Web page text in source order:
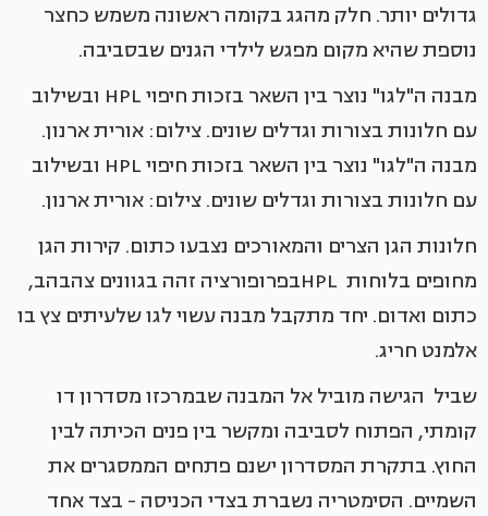
גדולים יותר. חלק מהגג בקומה ראשונה משמש כחצר
נוספת שהיא מקום מפגש לילדי הגנים שבסביבה.
מבנה ה"לגו" נוצר בין השאר בזכות חיפוי HPL ובשילוב
עם חלונות בצורות וגדלים שונים. צילום: אורית ארנון.
מבנה ה"לגו" נוצר בין השאר בזכות חיפוי HPL ובשילוב
עם חלונות בצורות וגדלים שונים. צילום: אורית ארנון.
חלונות הגן הצרים והמאורכים נצבעו כתום. קירות הגן
מחופים בלוחות HPLבפרופורציה זהה בגוונים צהבהב,
כתום ואדום. יחד מתקבל מבנה עשוי לגו שלעיתים צץ בו
אלמנט חריג.
שביל הגישה מוביל אל המבנה שבמרכזו מסדרון דו
קומתי, הפתוח לסביבה ומקשר בין פנים הכיתה לבין
החוץ. בתקרת המסדרון ישנם פתחים הממסגרים את
השמיים. הסימטריה נשברת בצדי הכניסה - בצד אחד